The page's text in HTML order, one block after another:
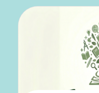
DESCONTO DE
CURSOS